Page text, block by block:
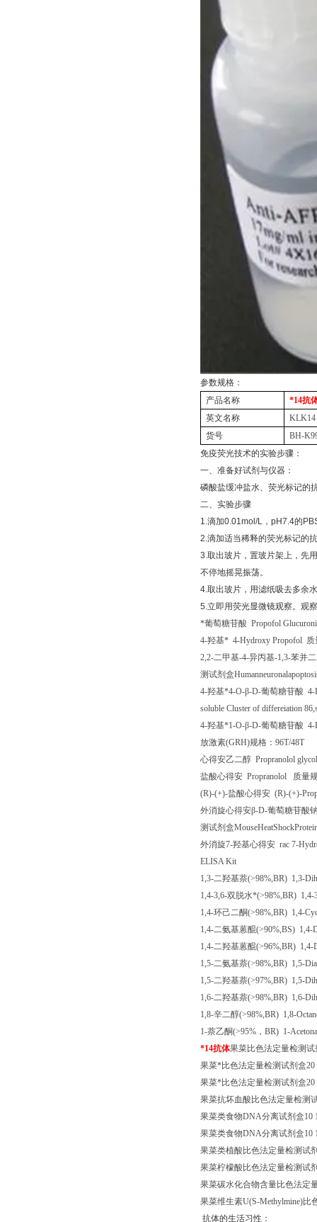
参数规格：
产品名称
*14抗
英文名称
KLK14
货号
BH-
免疫荧光技术的实验步骤：
一、准备好试剂与仪器：
磷酸盐缓冲盐水、荧光标记的
二、实验步骤
1.滴加0.01mol/L ， pH7.4的
2.滴加适当稀释的荧光标记的
3.取出玻片，置玻片架上，先用
不停地摇晃振荡。
4.取出玻片，用滤纸吸去多余
5.立即用荧光显微镜观察。观
*葡萄糖苷酸 Propofol
4-羟基* 4-Hydroxy Propofol 质
2,2-二甲基-4-异丙基-1,3-苯并
测试剂盒
4-羟基*4-O-β-D-葡萄糖苷酸 4-
soluble Cluster of differeiation
4-羟基*1-O-β-D-葡萄糖苷酸 4-
放激素(GRH)规格： 96T/48T
心得安乙二醇 Propranolol
盐酸心得安 Propranolol 质量
(R)-(+)-盐酸心得安 (R)-(+)-
外消旋心得安β-D-葡萄糖苷酸
测试剂盒
外消旋7-羟基心得安 rac 7-
ELISA Kit
1,3-二羟基萘(>98%,BR) 1,3-
1,4-3,6-双脱水*(>98%,BR) 1,4-
1,4-环己二酮(>98%,BR) 1,4-
1,4-二氨基蒽醌(>90%,BS) 1,4-
1,4-二羟基蒽醌(>96%,BR) 1,4-
1,5-二氨基萘(>98%,BR) 1,5-
1,5-二羟基萘(>97%,BR) 1,5-
1,6-二羟基萘(>98%,BR) 1,6-
1,8-辛二醇(>98%,BR) 1,8-
1-萘乙酮(>95% ， BR) 1-
*14抗体果菜比色法定量检测试
果菜*比色法定量检测试剂盒20
果菜*比色法定量检测试剂盒20
果菜抗坏血酸比色法定量检测
果菜类食物DNA分离试剂盒10
果菜类食物DNA分离试剂盒10
果菜类植酸比色法定量检测试
果菜柠檬酸比色法定量检测试
果菜碳水化合物含量比色法定
果菜维生素U(S-Methylmine)比
抗体的生活习性：